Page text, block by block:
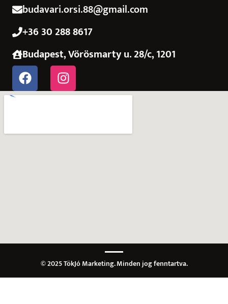
budavari.orsi.88@gmail.com
+36 30 288 8617
Budapest, Vörösmarty u. 28/c, 1201
© 2025 TökJó Marketing. Minden jog fenntartva.